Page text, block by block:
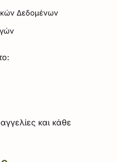
Δεδομένων
και κάθε